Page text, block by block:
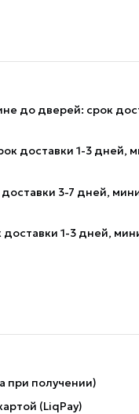
до дверей: срок
доставки 1-3 дней,
3-7 дней,
1-3 дней,
при получении)
(LiqPay)